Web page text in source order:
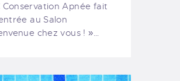
Conservation Apnée fait
au Salon
chez vous ! »…